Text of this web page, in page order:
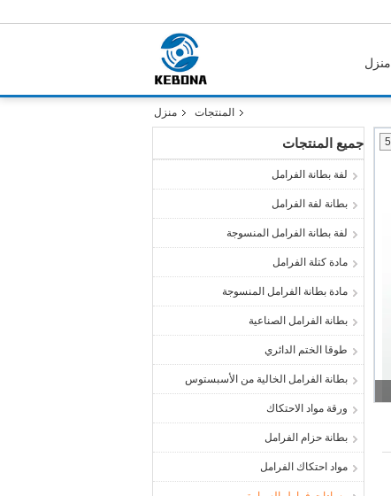
منزل
منزل المنتجات
جميع المنتجات
لفة بطانة الفرامل
بطانة لفة الفرامل
لفة بطانة الفرامل المنسوجة
مادة كتلة الفرامل
مادة بطانة الفرامل المنسوجة
بطانة الفرامل الصناعية
طوقا الختم الدائري
بطانة الفرامل الخالية من الأسبستوس
ورقة مواد الاحتكاك
بطانة حزام الفرامل
مواد احتكاك الفرامل
5